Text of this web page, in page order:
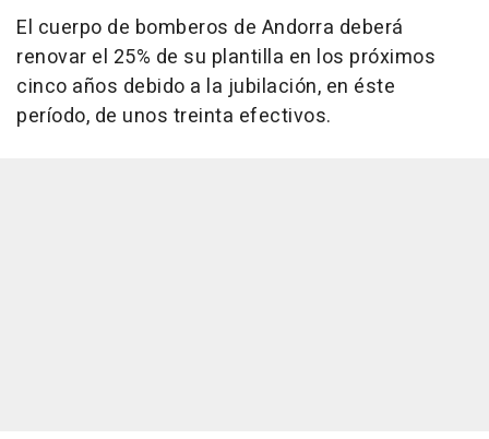
El cuerpo de bomberos de Andorra deberá
renovar el 25% de su plantilla en los próximos
cinco años debido a la jubilación, en éste
período, de unos treinta efectivos.